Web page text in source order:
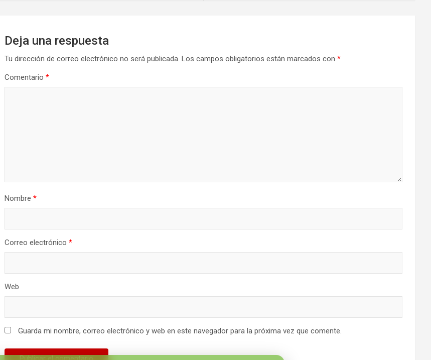
Deja una respuesta
Tu dirección de correo electrónico no será publicada. Los campos obligatorios están marcados con *
Comentario *
Nombre *
Correo electrónico *
Web
Guarda mi nombre, correo electrónico y web en este navegador para la próxima vez que comente.